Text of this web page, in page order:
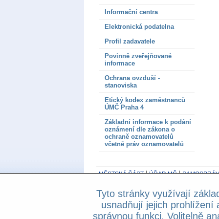
Informační centra
Elektronická podatelna
Profil zadavatele
Povinně zveřejňované
informace
Ochrana ovzduší -
stanoviska
Etický kodex zaměstnanců
ÚMČ Praha 4
Základní informace k podání
oznámení dle zákona o
ochraně oznamovatelů
včetně práv oznamovatelů
MĚSTSKÁ ČÁST ÚŘAD MČ
800 194 237- Základní informační linka
Prohlášení o přístupnosti
Copyright © 2013 Městská část Praha 4,
Tyto stránky využívají
usnadňují jejich prohlížení
správnou funkci. Volitelně